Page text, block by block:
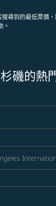
尋到的最低票價
。
磯的熱